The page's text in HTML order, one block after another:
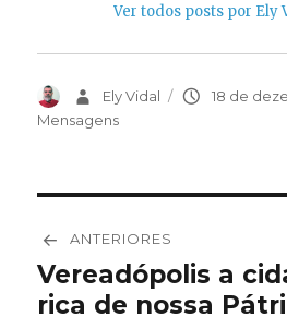
Ver todos posts por Ely
AutorEly Vidal
Publicado
18 de
Mensagens
de
Post
ANTERIORES
Post
anterior:
Vereadópolis a
rica de nossa